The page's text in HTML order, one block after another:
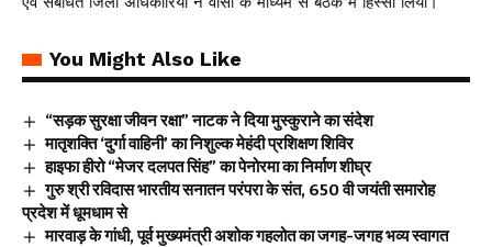
You Might Also Like
“सड़क सुरक्षा जीवन रक्षा” नाटक ने दिया मुस्कुराने का संदेश
मातृशक्ति ‘दुर्गा वाहिनी’ का निशुल्क मेहंदी प्रशिक्षण शिविर
हाइफा हीरो “मेजर दलपत सिंह” का पेनोरमा का निर्माण शीघ्र
गुरु श्री रविदास भारतीय सनातन परंपरा के संत, 650 वी जयंती समारोह
प्रदेश में धूमधाम से
मारवाड़ के गांधी, पूर्व मुख्यमंत्री अशोक गहलोत का जगह-जगह भव्य स्वागत